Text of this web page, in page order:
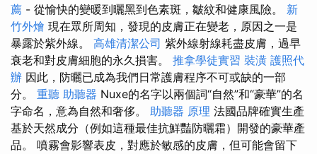
薦 - 從愉快的變暖到曬黑到色素斑，皺紋和健康風險。 新
竹外燴 現在眾所周知，發現的皮膚正在變老，原因之一是
暴露於紫外線。 高雄清潔公司 紫外線射線耗盡皮膚，過早
衰老和對皮膚細胞的永久損害。 推拿學徒實習 裝潢 護照代
辦 因此，防曬已成為我們日常護膚程序不可或缺的一部
分。 重聽 助聽器 Nuxe的名字以兩個詞“自然”和“豪華”的名
字命名，意為自然和奢侈。 助聽器 原理 法國品牌確實生產
基於天然成分（例如這種最佳抗鮮豔防曬霜）開發的豪華產
品。 噴霧會影響表皮，對應於敏感的皮膚，但可能會留下